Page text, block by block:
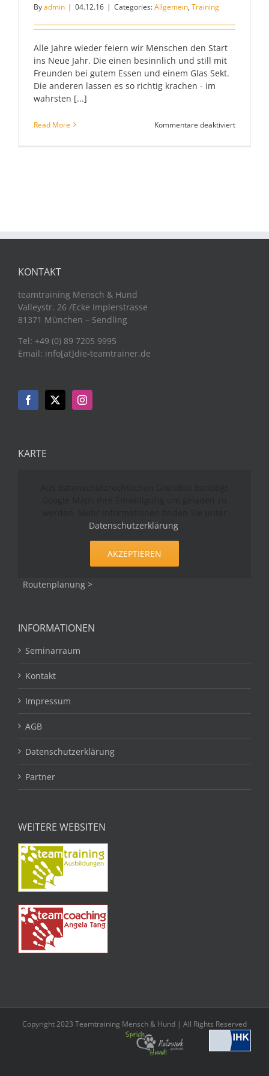
Byadmin | 04.12.16 | Categories:Allgemein, Training
Alle Jahre wieder feiern wir Menschen den Start
ins Neue Jahr. Die einen besinnlich und still mit
Freunden bei gutem Essen und einem Glas Sekt.
Die anderen lassen es so richtig krachen - im
wahrsten [...]
Read More Kommentare deaktiviertfür
KONTAKT
teamtraining Mensch & Hund
Valleystr. 26 /Ecke Implerstrasse
81371 München – Sendling
Tel: +49 (0) 89 7205 9995
Email: info[at]die-teamtrainer.de
KARTE
Datenschutzerklärung.
AKZEPTIEREN
Routenplanung >
INFORMATIONEN
Seminarraum
Kontakt
Impressum
AGB
Datenschutzerklärung
Partner
WEITERE WEBSITEN
Copyright 2023 Teamtraining Mensch & Hund | All Rights Reserved